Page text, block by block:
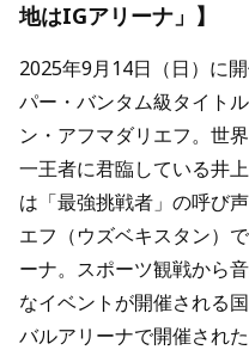
地はIGアリーナ」】
2025年9月14日（日）に
パー・バンタム級タイト
ン・アフマダリエフ。世
一王者に君臨している井
は「最強挑戦者」の呼び
エフ（ウズベキスタン）
ーナ。スポーツ観戦から
なイベントが開催される
バルアリーナで開催された